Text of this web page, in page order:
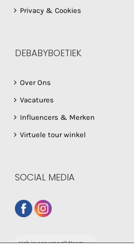
Privacy & Cookies
DEBABYBOETIEK
Over Ons
Vacatures
Influencers & Merken
Virtuele tour winkel
SOCIAL MEDIA
Heb je een vraag? Neem